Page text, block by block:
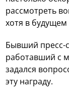
рассмотреть
хотя в
Бывший пресс-
работавший с
задался
эту награду.